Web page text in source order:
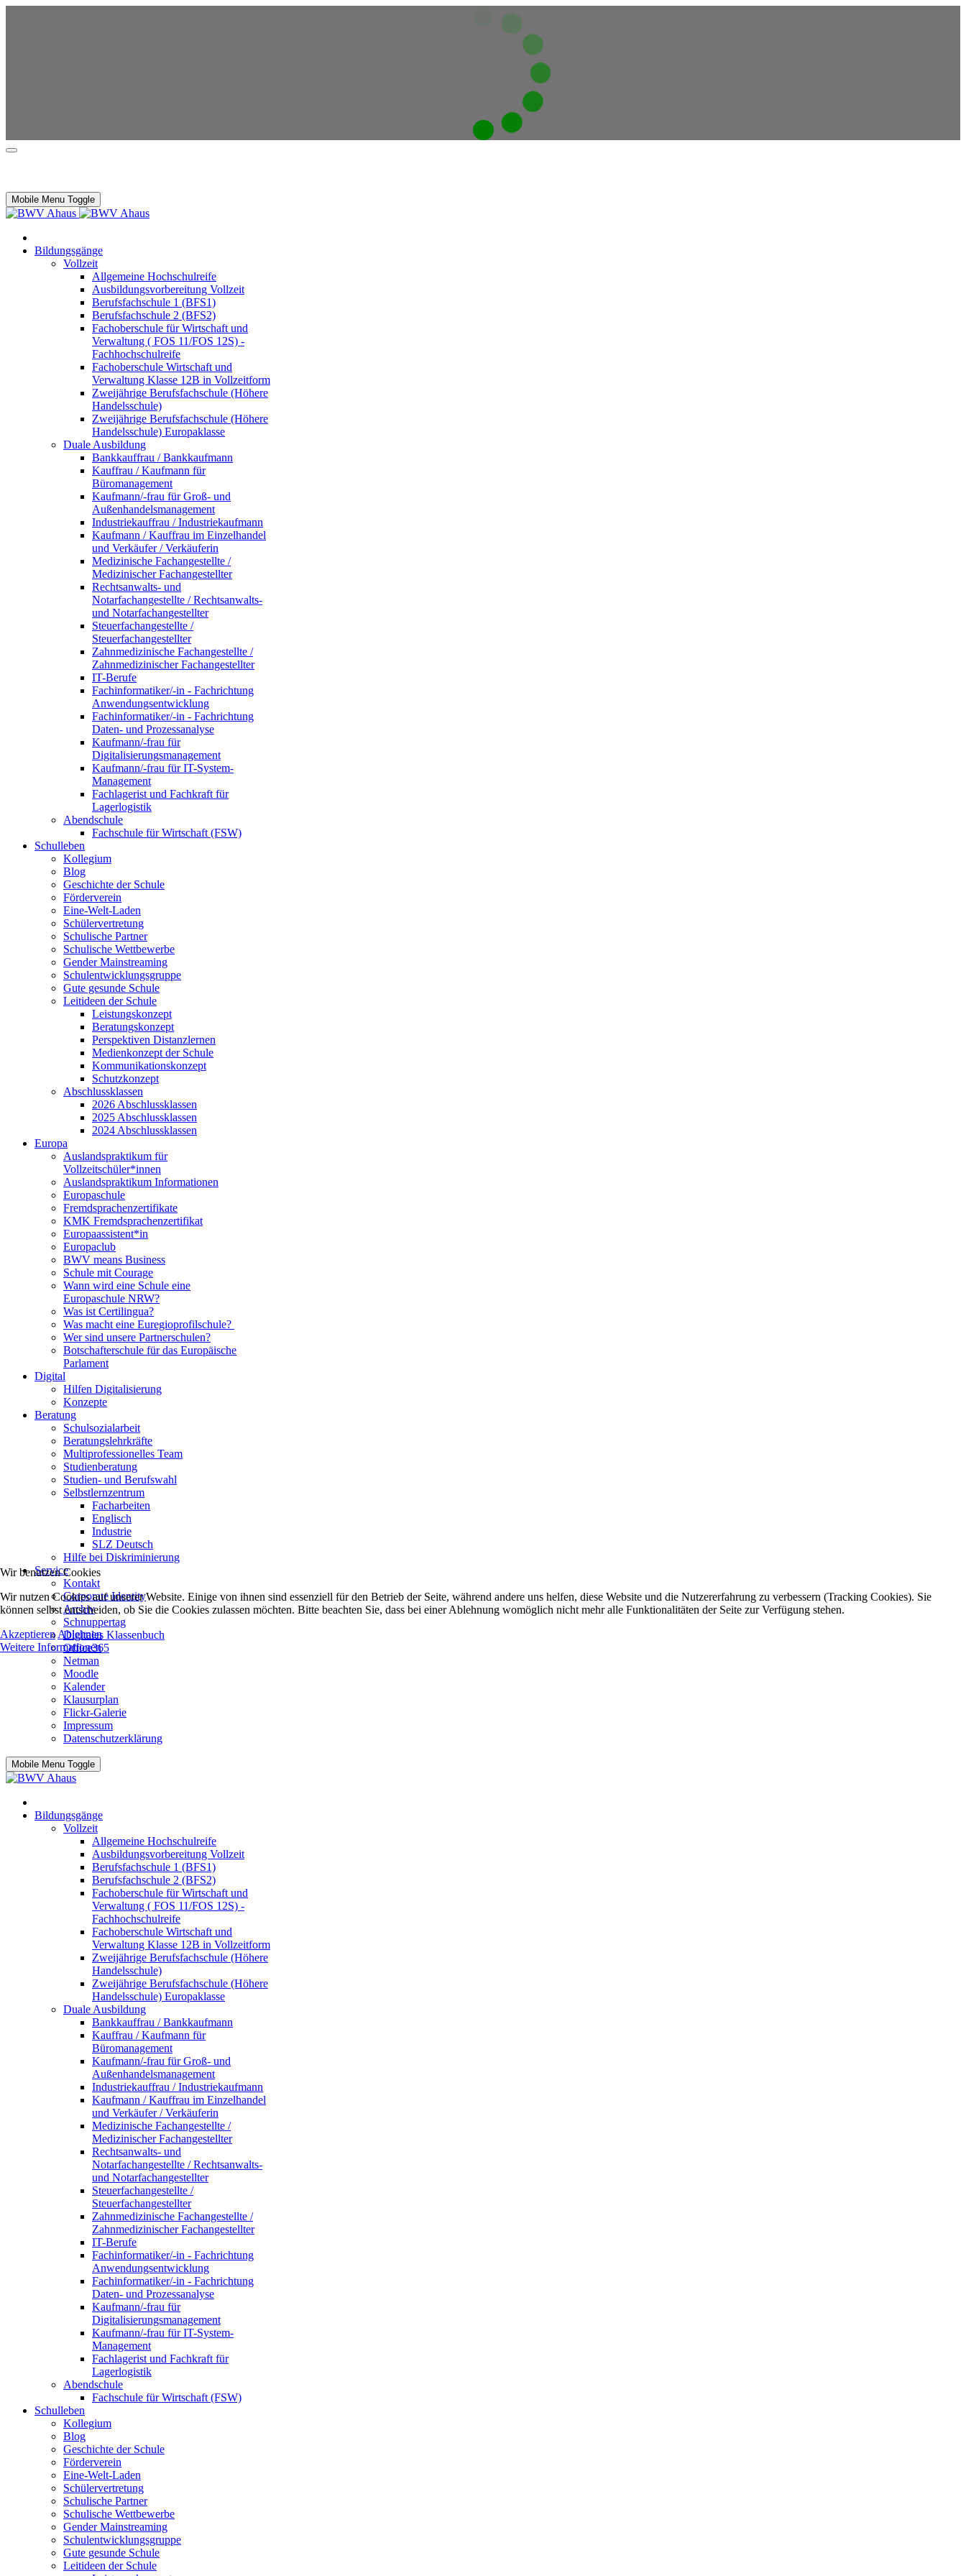
Mobile Menu Toggle
Bildungsgänge
Vollzeit
Allgemeine Hochschulreife
Ausbildungsvorbereitung Vollzeit
Berufsfachschule 1 (BFS1)
Berufsfachschule 2 (BFS2)
Fachoberschule für Wirtschaft und
Verwaltung ( FOS 11/FOS 12S) -
Fachhochschulreife
Fachoberschule Wirtschaft und
Verwaltung Klasse 12B in Vollzeitform
Zweijährige Berufsfachschule (Höhere
Handelsschule)
Zweijährige Berufsfachschule (Höhere
Handelsschule) Europaklasse
Duale Ausbildung
Bankkauffrau / Bankkaufmann
Kauffrau / Kaufmann für
Büromanagement
Kaufmann/-frau für Groß- und
Außenhandelsmanagement
Industriekauffrau / Industriekaufmann
Kaufmann / Kauffrau im Einzelhandel
und Verkäufer / Verkäuferin
Medizinische Fachangestellte /
Medizinischer Fachangestellter
Rechtsanwalts- und
Notarfachangestellte / Rechtsanwalts-
und Notarfachangestellter
Steuerfachangestellte /
Steuerfachangestellter
Zahnmedizinische Fachangestellte /
Zahnmedizinischer Fachangestellter
IT-Berufe
Fachinformatiker/-in - Fachrichtung
Anwendungsentwicklung
Fachinformatiker/-in - Fachrichtung
Daten- und Prozessanalyse
Kaufmann/-frau für
Digitalisierungsmanagement
Kaufmann/-frau für IT-System-
Management
Fachlagerist und Fachkraft für
Lagerlogistik
Abendschule
Fachschule für Wirtschaft (FSW)
Schulleben
Kollegium
Blog
Geschichte der Schule
Förderverein
Eine-Welt-Laden
Schülervertretung
Schulische Partner
Schulische Wettbewerbe
Gender Mainstreaming
Schulentwicklungsgruppe
Gute gesunde Schule
Leitideen der Schule
Leistungskonzept
Beratungskonzept
Perspektiven Distanzlernen
Medienkonzept der Schule
Kommunikationskonzept
Schutzkonzept
Abschlussklassen
2026 Abschlussklassen
2025 Abschlussklassen
2024 Abschlussklassen
Europa
Auslandspraktikum für
Vollzeitschüler*innen
Auslandspraktikum Informationen
Europaschule
Fremdsprachenzertifikate
KMK Fremdsprachenzertifikat
Europaassistent*in
Europaclub
BWV means Business
Schule mit Courage
Wann wird eine Schule eine
Europaschule NRW?
Was ist Certilingua?
Was macht eine Euregioprofilschule?
Wer sind unsere Partnerschulen?
Botschafterschule für das Europäische
Parlament
Digital
Hilfen Digitalisierung
Konzepte
Beratung
Schulsozialarbeit
Beratungslehrkräfte
Multiprofessionelles Team
Studienberatung
Studien- und Berufswahl
Selbstlernzentrum
Facharbeiten
Englisch
Industrie
SLZ Deutsch
Hilfe bei Diskriminierung
Service
Kontakt
Corporate Identity
Archiv
Schnuppertag
Digitales Klassenbuch
Office365
Netman
Moodle
Kalender
Klausurplan
Flickr-Galerie
Impressum
Datenschutzerklärung
Mobile Menu Toggle
Bildungsgänge
Vollzeit
Allgemeine Hochschulreife
Ausbildungsvorbereitung Vollzeit
Berufsfachschule 1 (BFS1)
Berufsfachschule 2 (BFS2)
Fachoberschule für Wirtschaft und
Verwaltung ( FOS 11/FOS 12S) -
Fachhochschulreife
Fachoberschule Wirtschaft und
Verwaltung Klasse 12B in Vollzeitform
Zweijährige Berufsfachschule (Höhere
Handelsschule)
Zweijährige Berufsfachschule (Höhere
Handelsschule) Europaklasse
Duale Ausbildung
Bankkauffrau / Bankkaufmann
Kauffrau / Kaufmann für
Büromanagement
Kaufmann/-frau für Groß- und
Außenhandelsmanagement
Industriekauffrau / Industriekaufmann
Kaufmann / Kauffrau im Einzelhandel
und Verkäufer / Verkäuferin
Medizinische Fachangestellte /
Medizinischer Fachangestellter
Rechtsanwalts- und
Notarfachangestellte / Rechtsanwalts-
und Notarfachangestellter
Steuerfachangestellte /
Steuerfachangestellter
Zahnmedizinische Fachangestellte /
Zahnmedizinischer Fachangestellter
IT-Berufe
Fachinformatiker/-in - Fachrichtung
Anwendungsentwicklung
Fachinformatiker/-in - Fachrichtung
Daten- und Prozessanalyse
Kaufmann/-frau für
Digitalisierungsmanagement
Kaufmann/-frau für IT-System-
Management
Fachlagerist und Fachkraft für
Lagerlogistik
Abendschule
Fachschule für Wirtschaft (FSW)
Schulleben
Kollegium
Blog
Geschichte der Schule
Förderverein
Eine-Welt-Laden
Schülervertretung
Schulische Partner
Schulische Wettbewerbe
Gender Mainstreaming
Schulentwicklungsgruppe
Gute gesunde Schule
Leitideen der Schule
Wir benutzen Cookies
Wir nutzen Cookies auf unserer Website. Einige von ihnen sind essenziell für den Betrieb der Seite, während andere uns helfen, diese Website und die Nutzererfahrung zu verbessern (Tracking Cookies). Sie
können selbst entscheiden, ob Sie die Cookies zulassen möchten. Bitte beachten Sie, dass bei einer Ablehnung womöglich nicht mehr alle Funktionalitäten der Seite zur Verfügung stehen.
Akzeptieren Ablehnen
Weitere Informationen